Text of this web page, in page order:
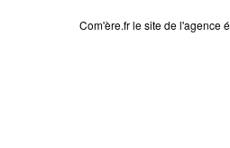
Com'ère.fr le site de l'agence